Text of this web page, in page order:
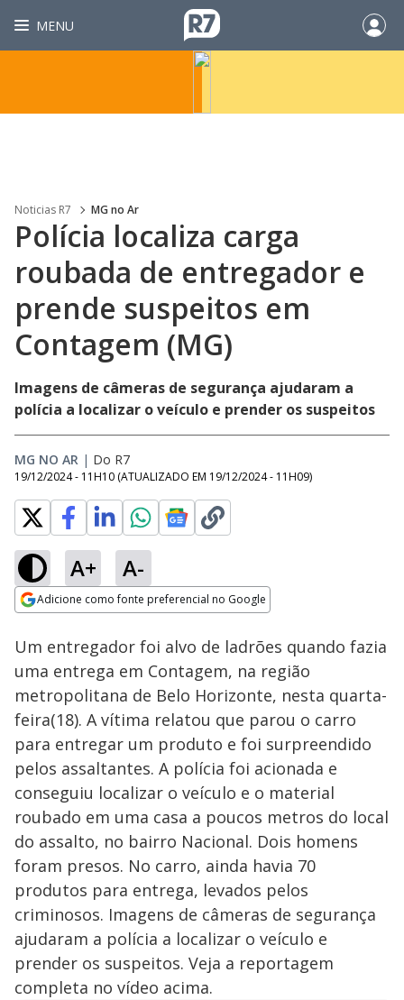
MENU
Noticias R7 MG no Ar
Polícia localiza carga
roubada de entregador e
prende suspeitos em
Contagem (MG)
Imagens de câmeras de segurança ajudaram a
polícia a localizar o veículo e prender os suspeitos
MG NO AR | Do R7
19/12/2024 - 11H10 (ATUALIZADO EM 19/12/2024 - 11H09)
A+ A-
Adicione como fonte preferencial no Google
Ativar
Loaded
29.40%
Um entregador foi alvo de ladrões quando fazia
uma entrega em Contagem, na região
metropolitana de Belo Horizonte, nesta quarta-
feira(18). A vítima relatou que parou o carro
para entregar um produto e foi surpreendido
pelos assaltantes. A polícia foi acionada e
conseguiu localizar o veículo e o material
roubado em uma casa a poucos metros do local
do assalto, no bairro Nacional. Dois homens
foram presos. No carro, ainda havia 70
produtos para entrega, levados pelos
criminosos. Imagens de câmeras de segurança
ajudaram a polícia a localizar o veículo e
prender os suspeitos. Veja a reportagem
completa no vídeo acima.